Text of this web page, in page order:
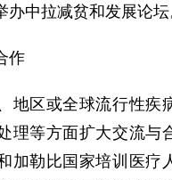
中拉减贫和发展论坛
作
区或全球流行性疾
理等方面扩大交流与
加勒比国家培训医疗